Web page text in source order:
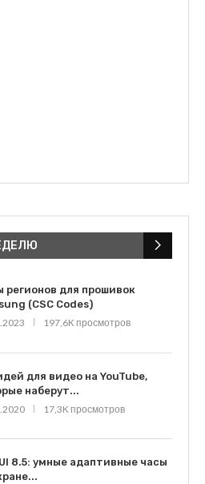
регионов для прошивок
(CSC Codes)
197,6K просмотров
для видео на YouTube,
наберут...
17,3K просмотров
8.5: умные адаптивные часы